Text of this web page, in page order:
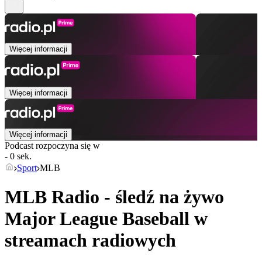
Więcej informacji
Więcej informacji
Więcej informacji
Podcast rozpoczyna się w
- 0 sek.
Sport MLB
MLB Radio - śledź na żywo
Major League Baseball w
streamach radiowych